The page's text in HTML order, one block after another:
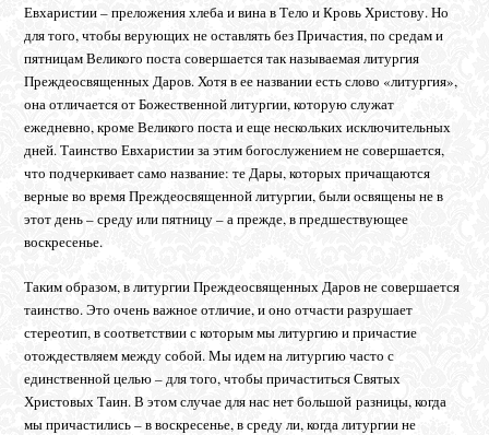
Евхаристии – преложения хлеба и вина в Тело и Кровь Христову. Но
для того, чтобы верующих не оставлять без Причастия, по средам и
пятницам Великого поста совершается так называемая литургия
Преждеосвященных Даров. Хотя в ее названии есть слово «литургия»,
она отличается от Божественной литургии, которую служат
ежедневно, кроме Великого поста и еще нескольких исключительных
дней. Таинство Евхаристии за этим богослужением не совершается,
что подчеркивает само название: те Дары, которых причащаются
верные во время Преждеосвященной литургии, были освящены не в
этот день – среду или пятницу – а прежде, в предшествующее
воскресенье.
Таким образом, в литургии Преждеосвященных Даров не совершается
таинство. Это очень важное отличие, и оно отчасти разрушает
стереотип, в соответствии с которым мы литургию и причастие
отождествляем между собой. Мы идем на литургию часто с
единственной целью – для того, чтобы причаститься Святых
Христовых Таин. В этом случае для нас нет большой разницы, когда
мы причастились – в воскресенье, в среду ли, когда литургии не